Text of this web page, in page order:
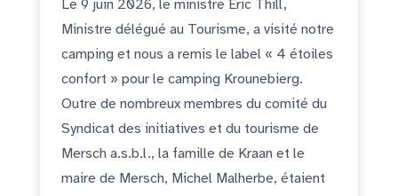
Le 9 juin 2026, le ministre Eric Thill,
Ministre délégué au Tourisme, a visité notre
camping et nous a remis le label « 4 étoiles
confort » pour le camping Krounebierg.
Outre de nombreux membres du comité du
Syndicat des initiatives et du tourisme de
Mersch a.s.b.l., la famille de Kraan et le
maire de Mersch, Michel Malherbe, étaient